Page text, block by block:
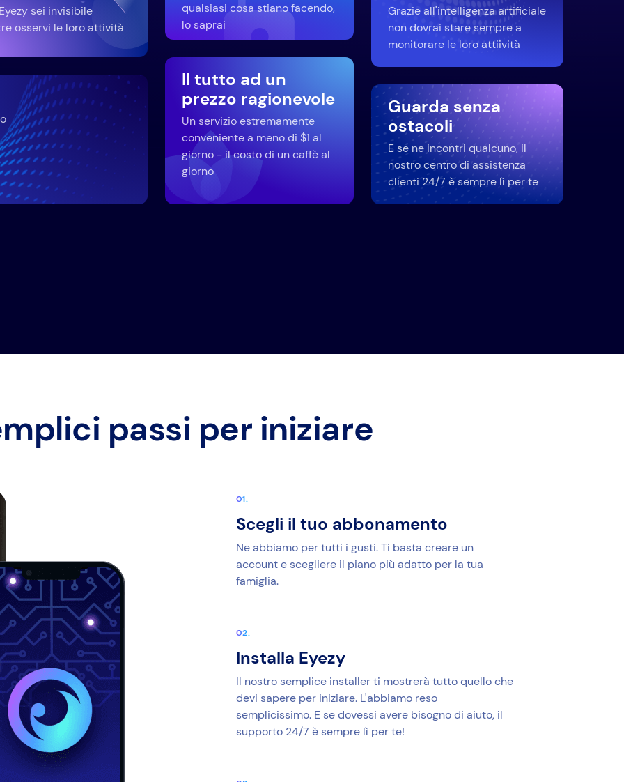
sei invisibile
osservi le loro attività
qualsiasi cosa stiano facendo,
lo saprai
Il tutto ad un
prezzo ragionevole
Un servizio estremamente
conveniente a meno di $1 al
giorno - il costo di un caffè al
giorno
Grazie all'intelligenza artificiale
non dovrai stare sempre a
monitorare le loro attiività
Guarda senza
ostacoli
E se ne incontri qualcuno, il
nostro centro di assistenza
clienti 24/7 è sempre lì per te
passi per iniziare
Scegli il tuo abbonamento
Ne abbiamo per tutti i gusti. Ti basta creare un
account e scegliere il piano più adatto per la tua
famiglia.
Installa Eyezy
Il nostro semplice installer ti mostrerà tutto quello che
devi sapere per iniziare. L'abbiamo reso
semplicissimo. E se dovessi avere bisogno di aiuto, il
supporto 24/7 è sempre lì per te!